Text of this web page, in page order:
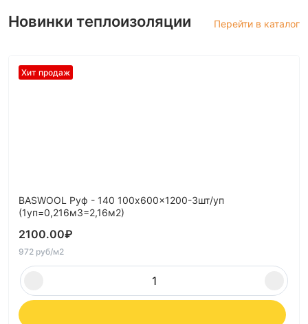
Новинки теплоизоляции Перейти в каталог
Хит продаж
BASWOOL Руф - 140 100x600x1200-3шт/уп
(1уп=0,216м3=2,16м2)
2100.00₽
972 руб/м2